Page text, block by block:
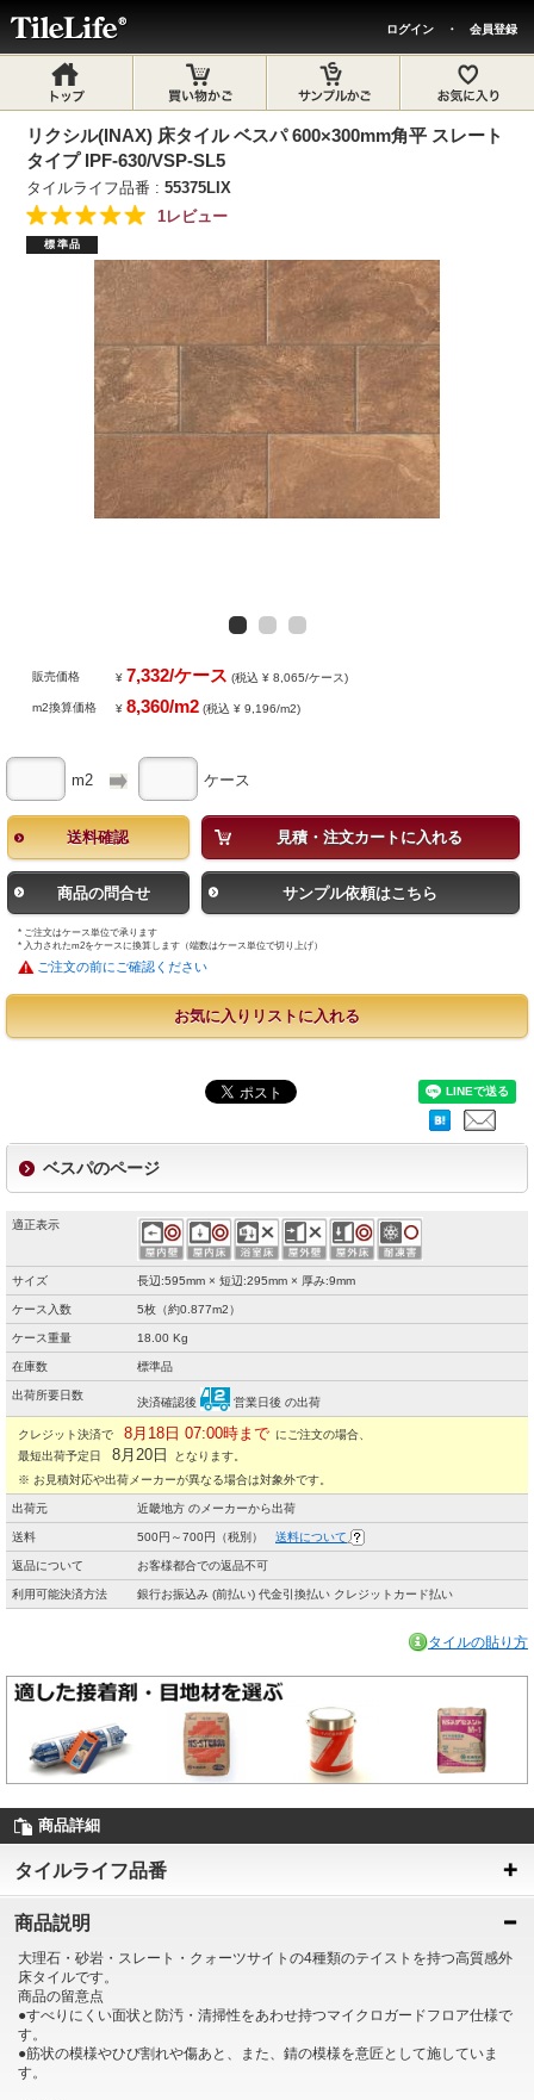
ログイン ・ 会員登録
リクシル(INAX) 床タイル ベスパ 600×300mm角平 スレート
タイプ IPF-630/VSP-SL5
タイルライフ品番 :55375LIX
1レビュー
標準品
販売価格 ¥ 7,332/ケース (税込 ¥ 8,065/ケース)
m2換算価格 ¥8,360/m2 (税込 ¥ 9,196/m2)
m2 ケース
送料確認 見積・注文カートに入れる
商品の問合せ サンプル依頼はこちら
* ご注文はケース単位で承ります
* 入力されたm2をケースに換算します（端数はケース単位で切り上げ）
ご注文の前にご確認ください
お気に入りリストに入れる
ベスパのページ
適正表示
サイズ 長辺:595mm × 短辺:295mm × 厚み:9mm
ケース入数 5枚（約0.877m2）
ケース重量 18.00 Kg
在庫数 標準品
出荷所要日数
決済確認後 営業日後 の出荷
クレジット決済で 8月18日 07:00時まで にご注文の場合、
最短出荷予定日
8月20日
となります。
※ お見積対応や出荷メーカーが異なる場合は対象外です。
出荷元 近畿地方 のメーカーから出荷
送料 500円～700円（税別） 送料について
返品について お客様都合での返品不可
利用可能決済方法 銀行お振込み (前払い) 代金引換払い クレジットカード払い
タイルの貼り方
商品詳細
タイルライフ品番
商品説明
大理石・砂岩・スレート・クォーツサイトの4種類のテイストを持つ高質感外
床タイルです。
商品の留意点
●すべりにくい面状と防汚・清掃性をあわせ持つマイクロガードフロア仕様で
す。
●筋状の模様やひび割れや傷あと、また、錆の模様を意匠として施していま
す。